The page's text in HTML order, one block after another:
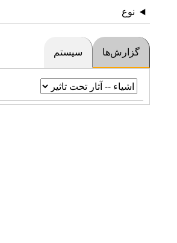
نوع
گزارش‌ها سیستم